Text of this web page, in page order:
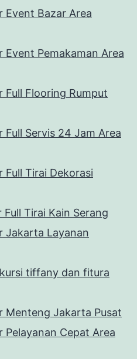
Event Bazar Area
Event Pemakaman Area
Full Flooring Rumput
Full Servis 24 Jam Area
Full Tirai Dekorasi
Tirai Kain Serang
Jakarta Layanan
tiffany dan fitura
Menteng Jakarta Pusat
Pelayanan Cepat Area